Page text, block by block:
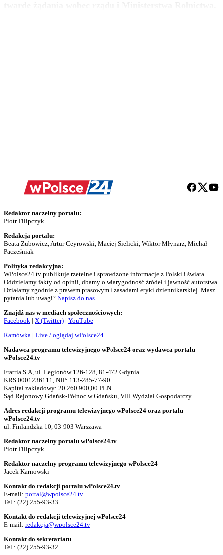
Redaktor naczelny portalu:
Piotr Filipczyk
Redakcja portalu:
Beata Zubowicz, Artur Ceyrowski, Maciej Sielicki, Wiktor Młynarz, Michał
Pacześniak
Polityka redakcyjna:
WPolsce24.tv publikuje rzetelne i sprawdzone informacje z Polski i świata.
Oddzielamy fakty od opinii, dbamy o wiarygodność źródeł i jawność autorstwa.
Działamy zgodnie z prawem prasowym i zasadami etyki dziennikarskiej. Masz
pytania lub uwagi? Napisz do nas
Znajdź nas w mediach społecznościowych:
Facebook | X (Twitter) | YouTube
Ramówka | Live / oglądaj wPolsce24
Nadawca programu telewizyjnego wPolsce24 oraz wydawca portalu
wPolsce24.tv
Fratria S.A, ul. Legionów 126-128, 81-472 Gdynia
KRS 0001236111, NIP: 113-285-77-90
Kapitał zakładowy: 20.260.900,00 PLN
Sąd Rejonowy Gdańsk-Północ w Gdańsku, VIII Wydział Gospodarczy
Adres redakcji programu telewizyjnego wPolsce24 oraz portalu
wPolsce24.tv
ul. Finlandzka 10, 03-903 Warszawa
Redaktor naczelny portalu wPolsce24.tv
Piotr Filipczyk
Redaktor naczelny programu telewizyjnego wPolsce24
Jacek Karnowski
Kontakt do redakcji portalu wPolsce24.tv
E-mail: portal@wpolsce24.tv
Tel.: (22) 255-93-33
Kontakt do redakcji telewizyjnej wPolsce24
E-mail: redakcja@wpolsce24.tv
Kontakt do sekretariatu
Tel.: (22) 255-93-32